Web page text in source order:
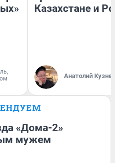
Казахстане и
Анатолий
«Дома-2»
мужем